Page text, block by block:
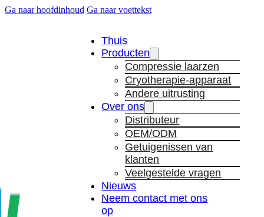
Ga naar hoofdinhoud Ga naar voettekst
Thuis
Producten
Compressie laarzen
Cryotherapie-apparaat
Andere uitrusting
Over ons
Distributeur
OEM/ODM
Getuigenissen van
klanten
Veelgestelde vragen
Nieuws
Neem contact met ons
op